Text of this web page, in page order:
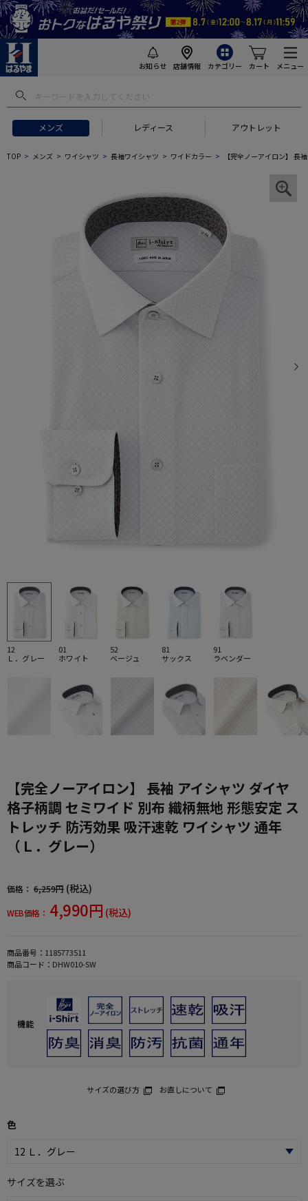
お知らせ 店舗情報 カテゴリー カート メニュー
メンズ レディース アウトレット
TOP メンズ ワイシャツ 長袖ワイシャツ ワイドカラー 【完全ノーアイロン】 長
12
Ｌ．グレー
01
ホワイト
52
ベージュ
81
サックス
91
ラベンダー
【完全ノーアイロン】 長袖 アイシャツ ダイヤ
格子柄調 セミワイド 別布 織柄無地 形態安定 ス
トレッチ 防汚効果 吸汗速乾 ワイシャツ 通年
（Ｌ．グレー）
価格： 6,259円 (税込)
WEB価格： 4,990円 (税込)
商品番号： 1185773511
商品コード： DHW010-SW
機能
サイズの選び方 お直しについて
色
サイズを選ぶ